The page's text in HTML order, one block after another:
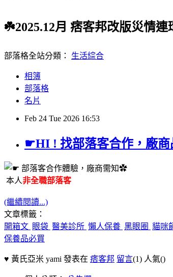
☘️2025.12月 痞客邦改版災情
部落格全站分類： 生活綜合
相簿
部落格
名片
Feb 24 Tue 2026 16:53
☛HI ! 找部落客合作，廠
本人非全職部落客
(繼續閱讀...)
文章標籤：
開箱文 眼袋 醫美診所 懶人保養 黑眼圈 貓咪
保養品必買
♥ 黃氏亞米 yami 發表在 痞客邦 留言(1) 人氣()